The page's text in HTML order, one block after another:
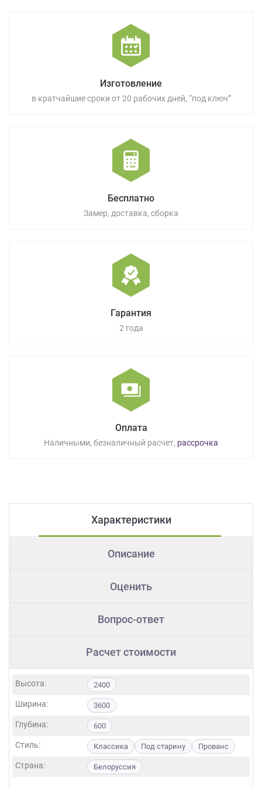
Изготовление
в кратчайшие сроки от 20 рабочих дней, “под ключ”
Бесплатно
Замер, доставка, сборка
Гарантия
2 года
Оплата
Наличными, безналичный расчет, рассрочка
Характеристики
Описание
Оценить
Вопрос-ответ
Расчет стоимости
Высота: 2400
Ширина: 3600
Глубина: 600
Стиль: Классика Под старину Прованс
Страна: Белоруссия